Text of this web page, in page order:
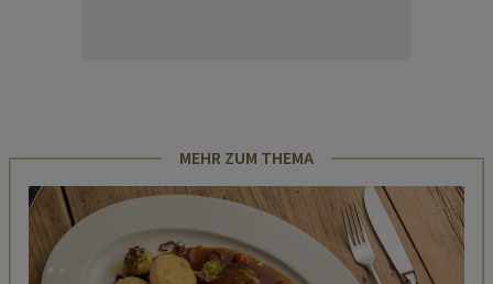
MEHR ZUM THEMA